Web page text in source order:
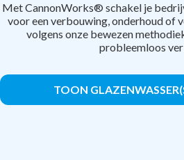
Met CannonWorks® schakel je
voor een verbouwing, onderhoud of
volgens onze bewezen
probleemloos
TOON